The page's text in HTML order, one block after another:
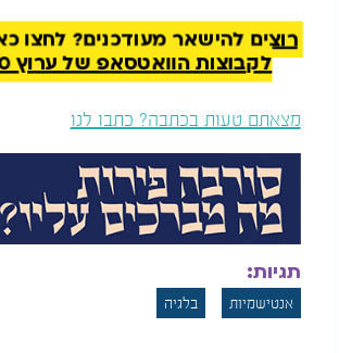
ושנאה דתית במסגרת עבודתו
צעדים תקיפים אינה רק קריאה להגנה
היהודי אלא גם מאבק על שמירת
האתיקה הרפואית ואמון הציבור ברפואה
רוצים להישאר מעודכנים? לחצו
לקבוצות הוואטסאפ של ערוץ 2000 >>>
מצאתם טעות בכתבה? כתבו לנו
תגיות:
אנטישמיות בלגיה